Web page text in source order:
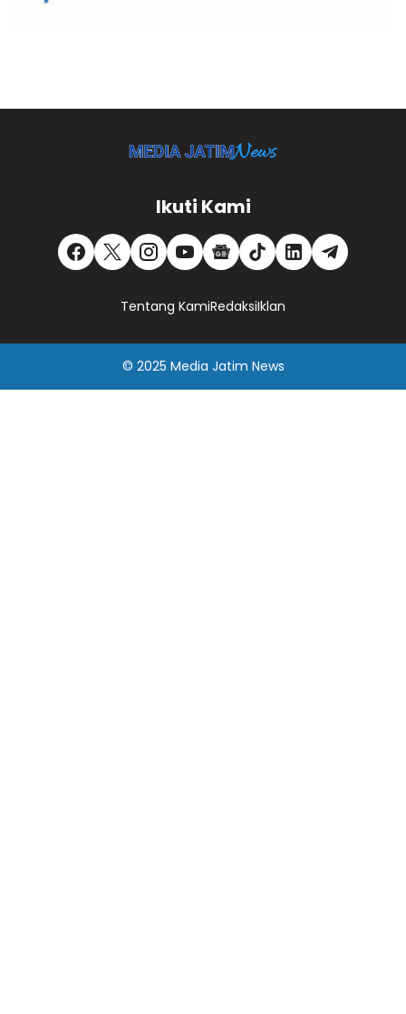
Ikuti Kami
Tentang KamiRedaksiIklan
© 2025 Media Jatim News